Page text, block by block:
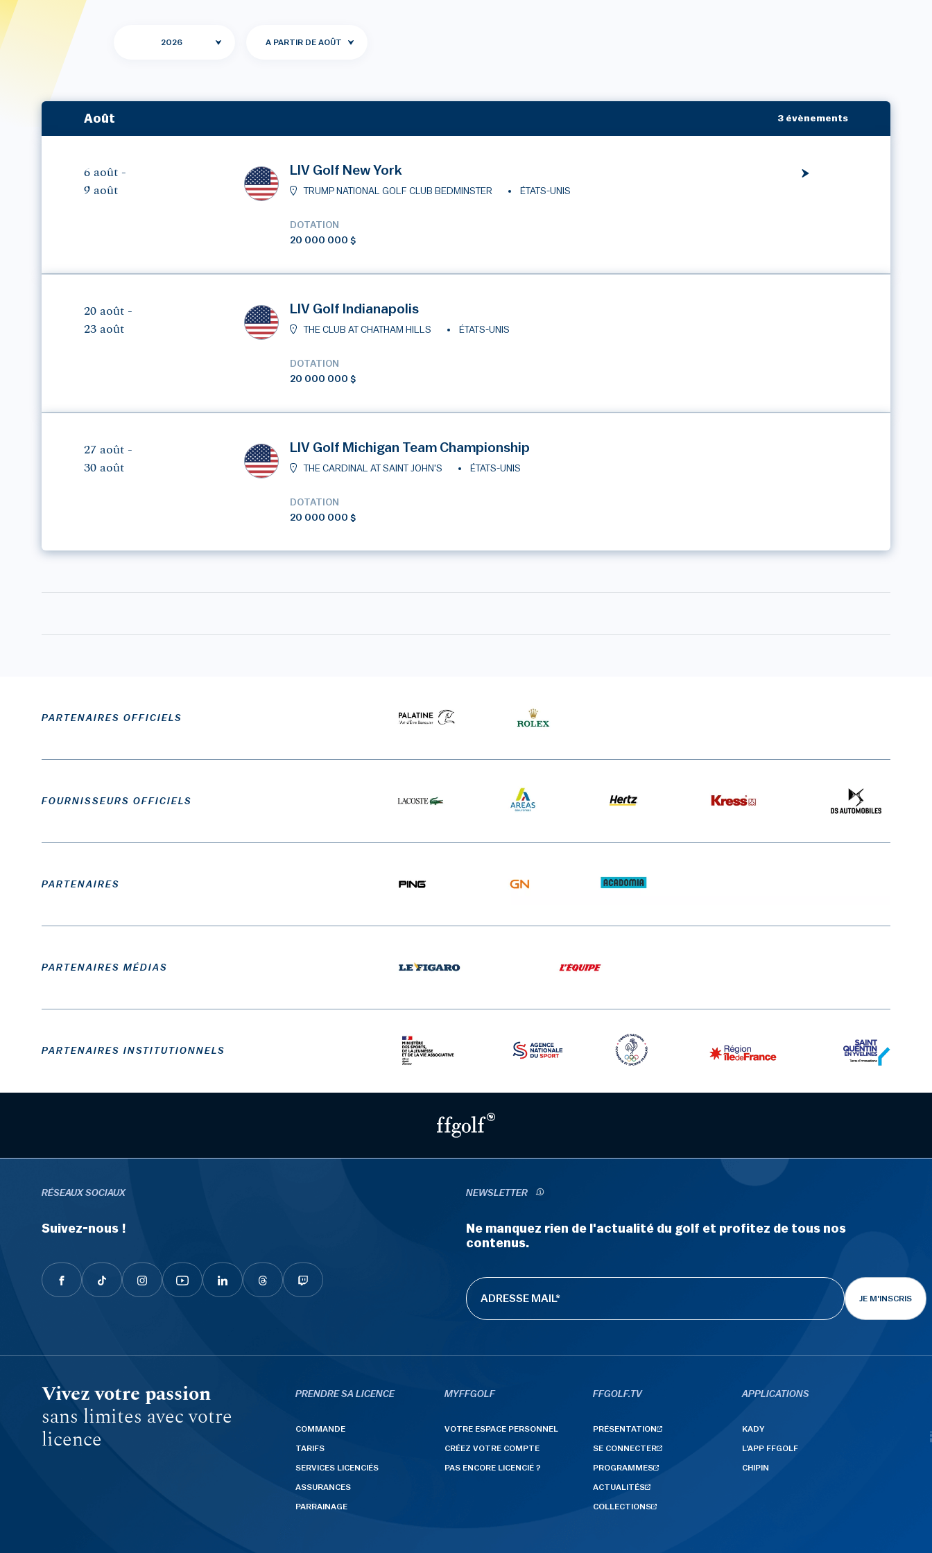
2026 A PARTIR DE AOÛT
Août 3 évènements
6 août -
9 août
LIV Golf New York
TRUMP NATIONAL GOLF CLUB BEDMINSTER ÉTATS-UNIS
DOTATION
20 000 000 $
20 août -
23 août
LIV Golf Indianapolis
THE CLUB AT CHATHAM HILLS ÉTATS-UNIS
DOTATION
20 000 000 $
27 août -
30 août
LIV Golf Michigan Team Championship
THE CARDINAL AT SAINT JOHN'S ÉTATS-UNIS
DOTATION
20 000 000 $
PARTENAIRES OFFICIELS
FOURNISSEURS OFFICIELS
PARTENAIRES
PARTENAIRES MÉDIAS
PARTENAIRES INSTITUTIONNELS
RÉSEAUX SOCIAUX
Suivez-nous !
NEWSLETTER
Ne manquez rien de l'actualité du golf et profitez de tous nos
contenus.
JE M'INSCRIS
Vivez votre passion
sans limites avec votre
licence
PRENDRE SA LICENCE
COMMANDE
TARIFS
SERVICES LICENCIÉS
ASSURANCES
PARRAINAGE
MYFFGOLF
VOTRE ESPACE PERSONNEL
CRÉEZ VOTRE COMPTE
PAS ENCORE LICENCIÉ ?
FFGOLF.TV
PRÉSENTATION
SE CONNECTER
PROGRAMMES
ACTUALITÉS
COLLECTIONS
APPLICATIONS
KADY
L'APP FFGOLF
CHIPIN